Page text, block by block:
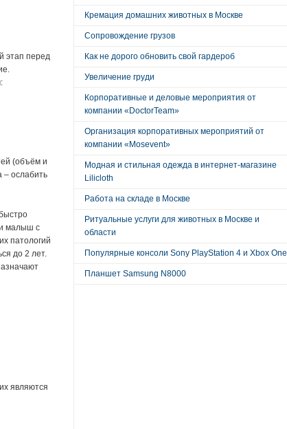
этап перед
(объём и
– ослабить
малыш с
патологий
до 2 лет.
являются
Кремация домашних животных в Москве
Сопровождение грузов
Как не дорого обновить свой гардероб
Увеличение груди
Корпоративные и деловые мероприятия от
компании «DoctorTeam»
Организация корпоративных мероприятий от
компании «Mosevent»
Модная и стильная одежда в интернет-магазине
Lilicloth
Работа на складе в Москве
Ритуальные услуги для животных в Москве и
области
Популярные консоли Sony PlayStation 4 и Xbox One
Планшет Samsung N8000